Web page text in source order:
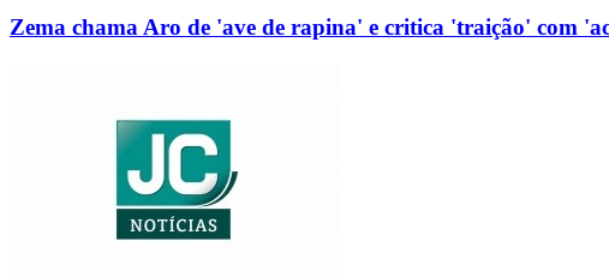
Zema chama Aro de 'ave de rapina' e critica 'traição' com